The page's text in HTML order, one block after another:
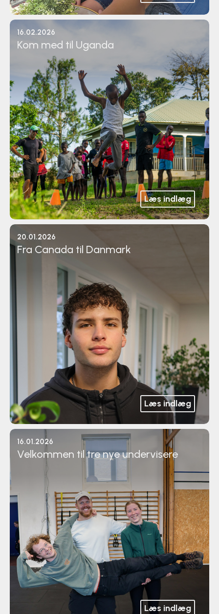
16.02.2026
Kom med til Uganda
Læs indlæg
20.01.2026
Fra Canada til Danmark
Læs indlæg
16.01.2026
Velkommen til tre nye undervisere
Læs indlæg